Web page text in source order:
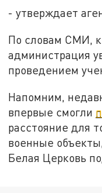
- утверждает
По словам СМИ,
администрация
проведением
Напомним,
впервые смогли
расстояние для
военные
Белая Церковь